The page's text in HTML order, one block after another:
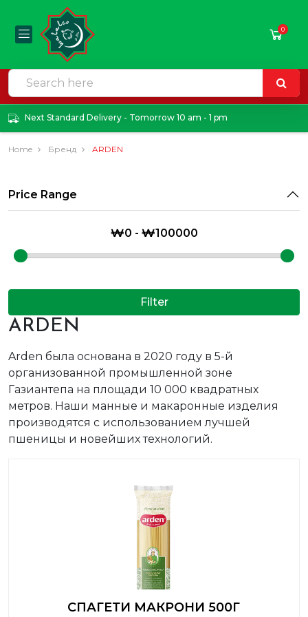
0
Next Standard Delivery - Tomorrow 10 am - 1 pm
Home Бренд ARDEN
Price Range
Filter
ARDEN
Arden была основана в 2020 году в 5-й
организованной промышленной зоне
Газиантепа на площади 10 000 квадратных
метров. Наши манные и макаронные изделия
производятся с использованием лучшей
пшеницы и новейших технологий.
СПАГЕТИ МАКРОНИ 500Г